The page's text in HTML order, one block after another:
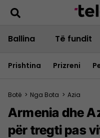
Ballina Të fundit
Prishtina Prizreni
Botë > Nga Bota > Azia
Armenia dhe
për tregti pas